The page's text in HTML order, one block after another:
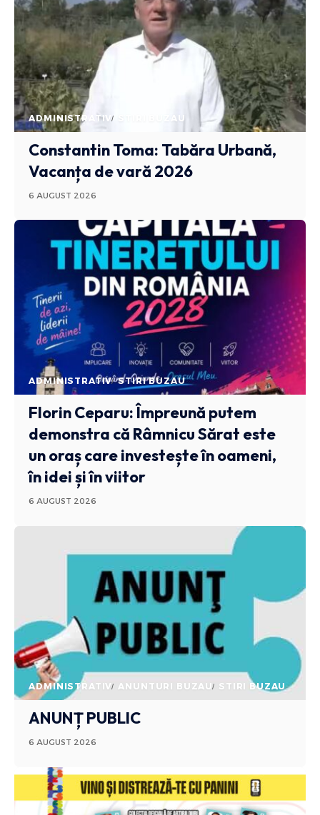
ADMINISTRATIV STIRI BUZAU
Constantin Toma: Tabăra Urbană,
Vacanța de vară 2026
6 AUGUST 2026
ADMINISTRATIV STIRI BUZAU
Florin Ceparu: Împreună putem
demonstra că Râmnicu Sărat este
un oraș care investește în oameni,
în idei și în viitor
6 AUGUST 2026
ADMINISTRATIV ANUNTURI BUZAU STIRI BUZAU
ANUNȚ PUBLIC
6 AUGUST 2026